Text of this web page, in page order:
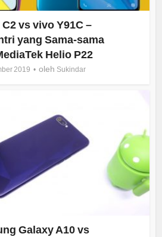
vs vivo Y91C –
yang Sama-sama
Helio P22
2019 oleh Sukindar
Galaxy A10 vs